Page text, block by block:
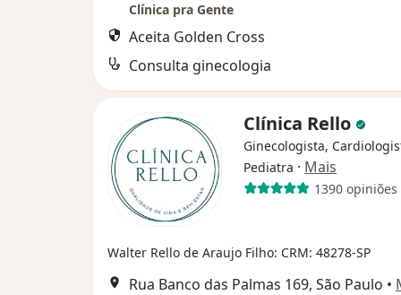
Clínica pra Gente
Aceita Golden Cross
Consulta ginecologia
Clínica Rello
Ginecologista,
Pediatra · Mais
1390 opiniões
Walter Rello de Araujo Filho: CRM: 48278-SP
Rua Banco das Palmas 169, São Paulo •